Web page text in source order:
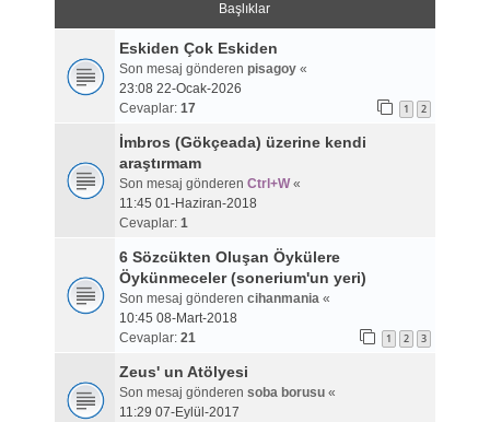
Başlıklar
Eskiden Çok Eskiden
Son mesaj gönderen pisagoy«
23:08 22-Ocak-2026
Cevaplar: 17 1 2
İmbros (Gökçeada) üzerine kendi
araştırmam
Son mesaj gönderen Ctrl+W«
11:45 01-Haziran-2018
Cevaplar: 1
6 Sözcükten Oluşan Öykülere
Öykünmeceler (sonerium'un yeri)
Son mesaj gönderen cihanmania«
10:45 08-Mart-2018
Cevaplar: 21 1 2 3
Zeus' un Atölyesi
Son mesaj gönderen soba borusu«
11:29 07-Eylül-2017